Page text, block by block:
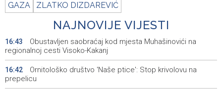
GAZA ZLATKO DIZDAREVIĆ
NAJNOVIJE VIJESTI
16:43
Obustavljen saobraćaj kod mjesta Muhašinovići na
regionalnoj cesti Visoko-Kakanj
16:42
Ornitološko društvo 'Naše ptice': Stop krivolovu na
prepelicu